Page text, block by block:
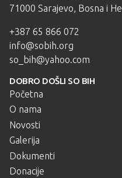
71000 Sarajevo, Bosna i
+387 65 866 072
info@sobih.org
so_bih@yahoo.com
DOBRO DOŠLI SO BIH
Početna
O nama
Novosti
Galerija
Dokumenti
Donacije